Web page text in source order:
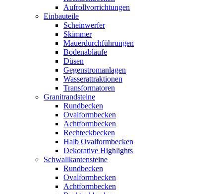
Aufrollvorrichtungen
Einbauteile
Scheinwerfer
Skimmer
Mauerdurchführungen
Bodenabläufe
Düsen
Gegenstromanlagen
Wasserattraktionen
Transformatoren
Granitrandsteine
Rundbecken
Ovalformbecken
Achtformbecken
Rechteckbecken
Halb Ovalformbecken
Dekorative Highlights
Schwallkantensteine
Rundbecken
Ovalformbecken
Achtformbecken